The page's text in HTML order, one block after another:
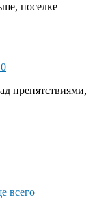
поселке
препятствиями,
всего